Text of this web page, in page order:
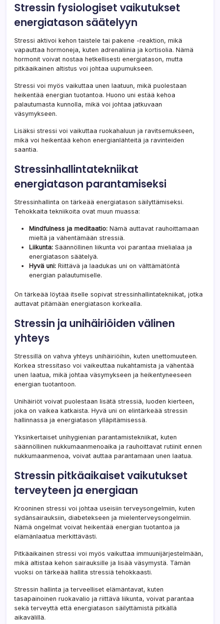
Stressin fysiologiset vaikutukset
energiatason säätelyyn
Stressi aktivoi kehon taistele tai pakene -reaktion, mikä
vapauttaa hormoneja, kuten adrenaliinia ja kortisolia. Nämä
hormonit voivat nostaa hetkellisesti energiatason, mutta
pitkäaikainen altistus voi johtaa uupumukseen.
Stressi voi myös vaikuttaa unen laatuun, mikä puolestaan
heikentää energian tuotantoa. Huono uni estää kehoa
palautumasta kunnolla, mikä voi johtaa jatkuvaan
väsymykseen.
Lisäksi stressi voi vaikuttaa ruokahaluun ja ravitsemukseen,
mikä voi heikentää kehon energianlähteitä ja ravinteiden
saantia.
Stressinhallintatekniikat
energiatason parantamiseksi
Stressinhallinta on tärkeää energiatason säilyttämiseksi.
Tehokkaita tekniikoita ovat muun muassa:
Mindfulness ja meditaatio: Nämä auttavat rauhoittamaan
mieltä ja vähentämään stressiä.
Liikunta: Säännöllinen liikunta voi parantaa mielialaa ja
energiatason säätelyä.
Hyvä uni: Riittävä ja laadukas uni on välttämätöntä
energian palautumiselle.
On tärkeää löytää itselle sopivat stressinhallintatekniikat, jotka
auttavat pitämään energiatason korkealla.
Stressin ja unihäiriöiden välinen
yhteys
Stressillä on vahva yhteys unihäiriöihin, kuten unettomuuteen.
Korkea stressitaso voi vaikeuttaa nukahtamista ja vähentää
unen laatua, mikä johtaa väsymykseen ja heikentyneeseen
energian tuotantoon.
Unihäiriöt voivat puolestaan lisätä stressiä, luoden kierteen,
joka on vaikea katkaista. Hyvä uni on elintärkeää stressin
hallinnassa ja energiatason ylläpitämisessä.
Yksinkertaiset unihygienian parantamistekniikat, kuten
säännöllinen nukkumaanmenoaika ja rauhoittavat rutiinit ennen
nukkumaanmenoa, voivat auttaa parantamaan unen laatua.
Stressin pitkäaikaiset vaikutukset
terveyteen ja energiaan
Krooninen stressi voi johtaa useisiin terveysongelmiin, kuten
sydänsairauksiin, diabetekseen ja mielenterveysongelmiin.
Nämä ongelmat voivat heikentää energian tuotantoa ja
elämänlaatua merkittävästi.
Pitkäaikainen stressi voi myös vaikuttaa immuunijärjestelmään,
mikä altistaa kehon sairauksille ja lisää väsymystä. Tämän
vuoksi on tärkeää hallita stressiä tehokkaasti.
Stressin hallinta ja terveelliset elämäntavat, kuten
tasapainoinen ruokavalio ja riittävä liikunta, voivat parantaa
sekä terveyttä että energiatason säilyttämistä pitkällä
aikavälillä.